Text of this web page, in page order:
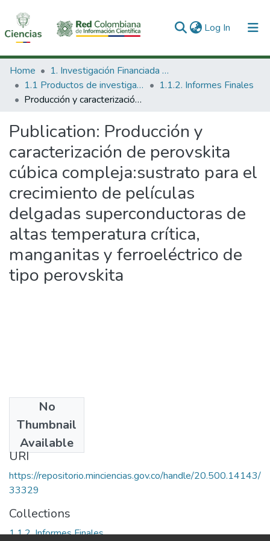
Log In (current)
Communities & Collections
All of DSpace
Home
1. Investigación Financiada con Recursos Públicos
1.1 Productos de investigación
1.1.2. Informes Finales
Producción y caracterización de perovskita cúbica compleja:sustrato para el crecimiento de películas delgadas superconductoras de altas temperatura crítica, manganitas y ferroeléctrico de tipo perovskita
Publication: Producción y
caracterización de perovskita
cúbica compleja:sustrato para el
crecimiento de películas
delgadas superconductoras de
altas temperatura crítica,
manganitas y ferroeléctrico de
tipo perovskita
No
Thumbnail
Available
[2004]
URI
https://repositorio.minciencias.gov.co/handle/20.500.14143/
33329
Collections
1.1.2. Informes Finales